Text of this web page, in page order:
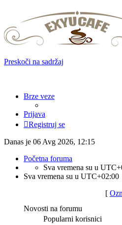
Preskoči na sadržaj
Brze veze
Prijava
Registruj se
Danas je 06 Avg 2026, 12:15
Početna foruma
Sva vremena su u
Sva vremena su u UTC+02:00
[
Novosti na forumu
Popularni korisnici